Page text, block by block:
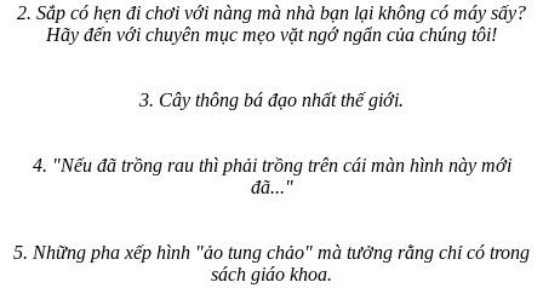
2. Sắp có hẹn đi chơi với nàng mà nhà bạn lại không có máy sấy?
Hãy đến với chuyên mục mẹo vặt ngớ ngẩn của chúng tôi!
3. Cây thông bá đạo nhất thế giới.
4. "Nếu đã trồng rau thì phải trồng trên cái màn hình này mới
đã..."
5. Những pha xếp hình "ảo tung chảo" mà tưởng rằng chỉ có trong
sách giáo khoa.